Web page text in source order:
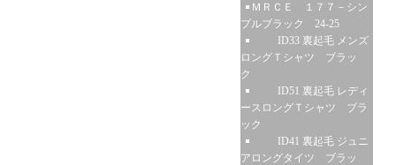
ＭＲＣＥ １７７－シン
プルブラック 24-25
ID33 裏起毛 メンズ
ロングＴシャツ ブラッ
ク
ID51 裏起毛 レディ
ースロングＴシャツ ブラ
ック
ID41 裏起毛 ジュニ
アロングタイツ ブラッ